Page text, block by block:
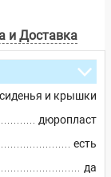
и Доставка
сиденья и крышки
дюропласт
есть
да